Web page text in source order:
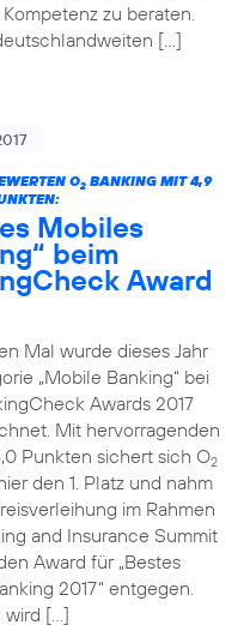
zu beraten.
[…]
O2BANKING MIT 4,9
Mobiles
beim
Award
Mal wurde dieses Jahr
„Mobile Banking“ bei
Awards 2017
Mit hervorragenden
Punkten sichert sich O2
den 1. Platz und nahm
im Rahmen
and Insurance Summit
Award für „Bestes
2017“ entgegen.
wird […]